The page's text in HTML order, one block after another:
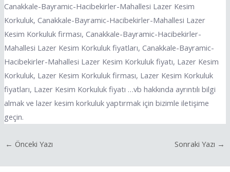
Canakkale-Bayramic-Hacibekirler-Mahallesi Lazer Kesim
Korkuluk, Canakkale-Bayramic-Hacibekirler-Mahallesi Lazer
Kesim Korkuluk firması, Canakkale-Bayramic-Hacibekirler-
Mahallesi Lazer Kesim Korkuluk fiyatları, Canakkale-Bayramic-
Hacibekirler-Mahallesi Lazer Kesim Korkuluk fiyatı, Lazer Kesim
Korkuluk, Lazer Kesim Korkuluk firması, Lazer Kesim Korkuluk
fiyatları, Lazer Kesim Korkuluk fiyatı …vb hakkında ayrıntılı bilgi
almak ve lazer kesim korkuluk yaptırmak için bizimle iletişime
geçin.
← Önceki Yazı Sonraki Yazı →